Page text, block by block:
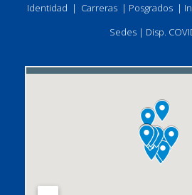
Identidad | Carreras | Posgrados |
Sedes | Disp.